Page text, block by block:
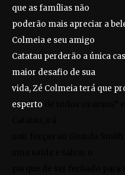
que as famílias não
poderão mais apreciar a
Colmeia e seu amigo
Catatau perderão a única
maior desafio de sua
vida, Zé Colmeia terá que
esperto